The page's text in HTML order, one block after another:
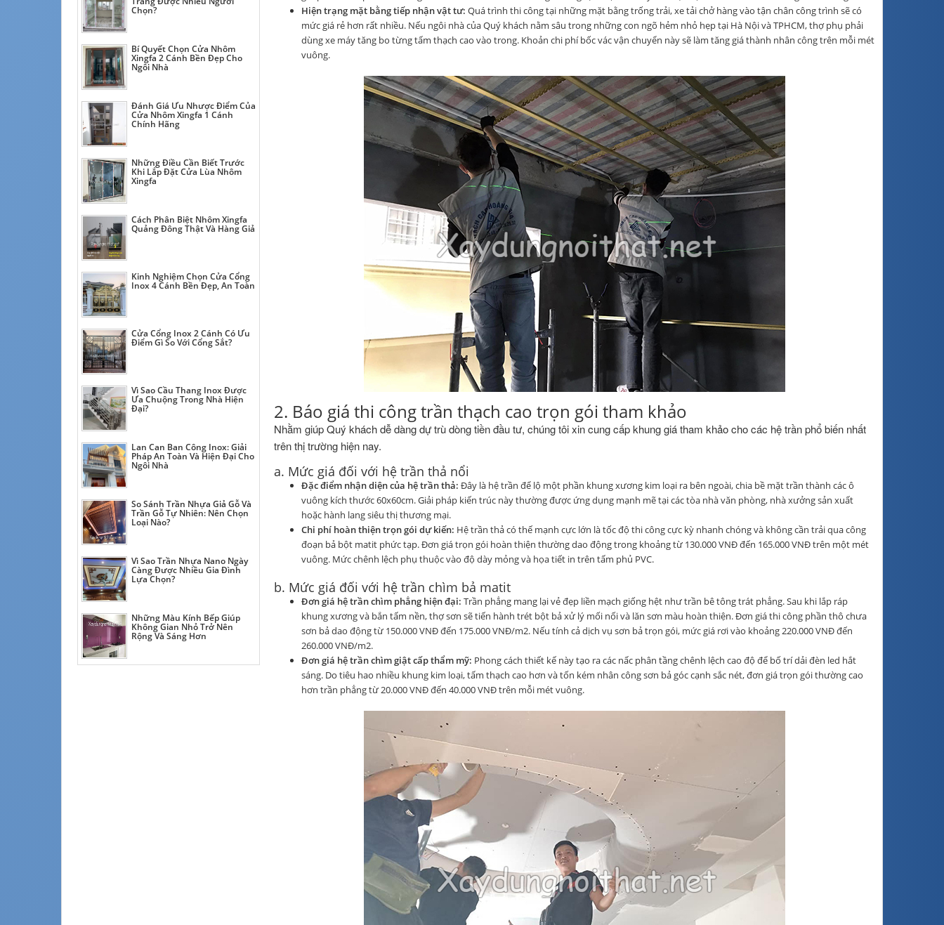
Hiện trạng mặt bằng tiếp nhận vật tư: Quá trình thi công tại những mặt bằng trống trải, xe tải chở hàng vào tận chân công trình sẽ có
mức giá rẻ hơn rất nhiều. Nếu ngôi nhà của Quý khách nằm sâu trong những con ngõ hẻm nhỏ hẹp tại Hà Nội và TPHCM, thợ phụ phải
dùng xe máy tăng bo từng tấm thạch cao vào trong. Khoản chi phí bốc vác vận chuyển này sẽ làm tăng giá thành nhân công trên mỗi mét
vuông.
2. Báo giá thi công trần thạch cao trọn gói tham khảo
Nhằm giúp Quý khách dễ dàng dự trù dòng tiền đầu tư, chúng tôi xin cung cấp khung giá tham khảo cho các hệ trần phổ biến nhất
trên thị trường hiện nay.
a. Mức giá đối với hệ trần thả nổi
Đặc điểm nhận diện của hệ trần thả: Đây là hệ trần để lộ một phần khung xương kim loại ra bên ngoài, chia bề mặt trần thành các ô
vuông kích thước 60x60cm. Giải pháp kiến trúc này thường được ứng dụng mạnh mẽ tại các tòa nhà văn phòng, nhà xưởng sản xuất
hoặc hành lang siêu thị thương mại.
Chi phí hoàn thiện trọn gói dự kiến: Hệ trần thả có thế mạnh cực lớn là tốc độ thi công cực kỳ nhanh chóng và không cần trải qua công
đoạn bả bột matit phức tạp. Đơn giá trọn gói hoàn thiện thường dao động trong khoảng từ 130.000 VNĐ đến 165.000 VNĐ trên một mét
vuông. Mức chênh lệch phụ thuộc vào độ dày mỏng và họa tiết in trên tấm phủ PVC.
b. Mức giá đối với hệ trần chìm bả matit
Đơn giá hệ trần chìm phẳng hiện đại: Trần phẳng mang lại vẻ đẹp liền mạch giống hệt như trần bê tông trát phẳng. Sau khi lắp ráp
khung xương và bắn tấm nền, thợ sơn sẽ tiến hành trét bột bả xử lý mối nối và lăn sơn màu hoàn thiện. Đơn giá thi công phần thô chưa
sơn bả dao động từ 150.000 VNĐ đến 175.000 VNĐ/m2. Nếu tính cả dịch vụ sơn bả trọn gói, mức giá rơi vào khoảng 220.000 VNĐ đến
260.000 VNĐ/m2.
Đơn giá hệ trần chìm giật cấp thẩm mỹ: Phong cách thiết kế này tạo ra các nấc phân tầng chênh lệch cao độ để bố trí dải đèn led hắt
sáng. Do tiêu hao nhiều khung kim loại, tấm thạch cao hơn và tốn kém nhân công sơn bả góc cạnh sắc nét, đơn giá trọn gói thường cao
hơn trần phẳng từ 20.000 VNĐ đến 40.000 VNĐ trên mỗi mét vuông.
Chọn?
Bí Quyết Chọn Cửa Nhôm
Xingfa 2 Cánh Bền Đẹp Cho
Ngôi Nhà
Đánh Giá Ưu Nhược Điểm Của
Cửa Nhôm Xingfa 1 Cánh
Chính Hãng
Những Điều Cần Biết Trước
Khi Lắp Đặt Cửa Lùa Nhôm
Xingfa
Cách Phân Biệt Nhôm Xingfa
Quảng Đông Thật Và Hàng Giả
Kinh Nghiệm Chọn Cửa Cổng
Inox 4 Cánh Bền Đẹp, An Toàn
Cửa Cổng Inox 2 Cánh Có Ưu
Điểm Gì So Với Cổng Sắt?
Vì Sao Cầu Thang Inox Được
Ưa Chuộng Trong Nhà Hiện
Đại?
Lan Can Ban Công Inox: Giải
Pháp An Toàn Và Hiện Đại Cho
Ngôi Nhà
So Sánh Trần Nhựa Giả Gỗ Và
Trần Gỗ Tự Nhiên: Nên Chọn
Loại Nào?
Vì Sao Trần Nhựa Nano Ngày
Càng Được Nhiều Gia Đình
Lựa Chọn?
Những Màu Kính Bếp Giúp
Không Gian Nhỏ Trở Nên
Rộng Và Sáng Hơn